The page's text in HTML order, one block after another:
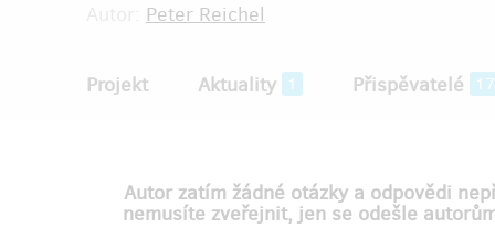
Peter Reichel
Projekt Aktuality 1 Přispěvatelé 17
Autor zatím žádné otázky a odpovědi
nemusíte zveřejnit, jen se odešle